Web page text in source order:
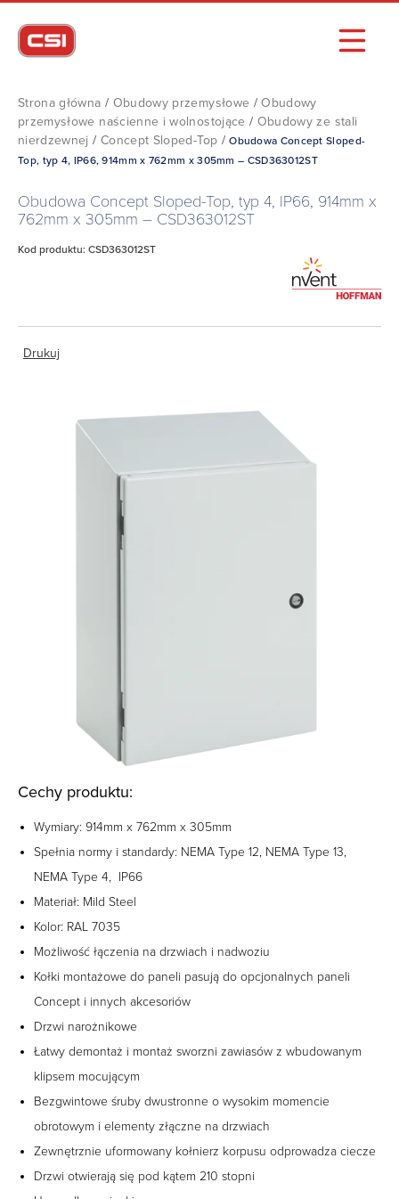
Strona główna / Obudowy przemysłowe /Obudowy
przemysłowe naścienne i wolnostojące / Obudowy ze stali
nierdzewnej / Concept Sloped-Top /Obudowa Concept Sloped-
Top, typ 4, IP66, 914mm x 762mm x 305mm – CSD363012ST
Obudowa Concept Sloped-Top, typ 4, IP66, 914mm x
762mm x 305mm – CSD363012ST
Kod produktu: CSD363012ST
Drukuj
Cechy produktu:
Wymiary: 914mm x 762mm x 305mm
Spełnia normy i standardy: NEMA Type 12, NEMA Type 13,
NEMA Type 4, IP66
Materiał: Mild Steel
Kolor: RAL 7035
Możliwość łączenia na drzwiach i nadwoziu
Kołki montażowe do paneli pasują do opcjonalnych paneli
Concept i innych akcesoriów
Drzwi narożnikowe
Łatwy demontaż i montaż sworzni zawiasów z wbudowanym
klipsem mocującym
Bezgwintowe śruby dwustronne o wysokim momencie
obrotowym i elementy złączne na drzwiach
Zewnętrznie uformowany kołnierz korpusu odprowadza ciecze
Drzwi otwierają się pod kątem 210 stopni